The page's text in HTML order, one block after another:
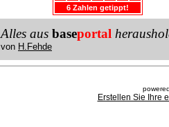
6 Zahlen getippt!
Alles aus baseportal
von H.Fehde
Erstellen Sie Ihre